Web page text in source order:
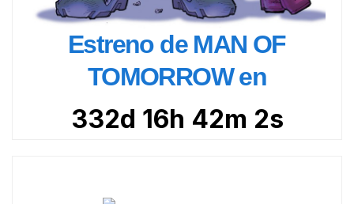
Estreno de MAN OF
TOMORROW en
332d 16h 42m 0s